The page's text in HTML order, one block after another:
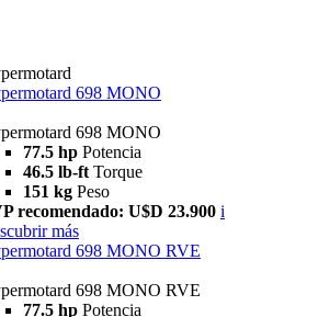
698 MONO
698 MONO
77.5 hp Potencia
46.5 lb-ft Torque
151 kg Peso
recomendado: U$D 23.900 i
más
698 MONO RVE
698 MONO RVE
77.5 hp Potencia